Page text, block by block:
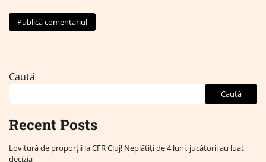
Caută
Caută
Recent Posts
Lovitură de proporții la CFR Cluj! Neplătiți de 4 luni, jucătorii au luat
decizia